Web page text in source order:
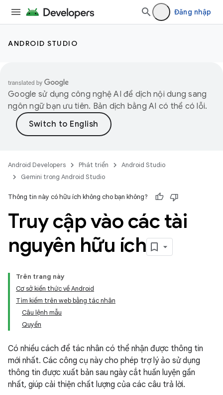
Đăng nhập
ANDROID STUDIO
Google sử dụng công nghệ AI để dịch nội dung sang
ngôn ngữ bạn ưu tiên. Bản dịch bằng AI có thể có lỗi.
Android Developers Phát triển
Android Studio
Gemini trong Android Studio
Thông tin này có hữu ích không cho bạn không?
Truy cập vào các tài
nguyên hữu ích
Trên trang này
Cơ sở kiến thức về Android
Tìm kiếm trên web bằng tác nhân
Câu lệnh mẫu
Quyền
Có nhiều cách để tác nhân có thể nhận được thông tin
mới nhất. Các công cụ này cho phép trợ lý ảo sử dụng
thông tin được xuất bản sau ngày cắt huấn luyện gần
nhất, giúp cải thiện chất lượng của các câu trả lời.